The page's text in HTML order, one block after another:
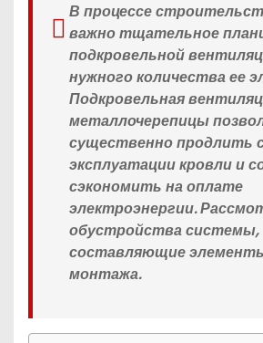
В процессе
важно тщательное
подкровельной
нужного количества ее
Подкровельная
металлочерепицы
существенно продлить
эксплуатации кровли и
сэкономить на оплате
электроэнергии.
обустройства системы,
составляющие
монтажа.